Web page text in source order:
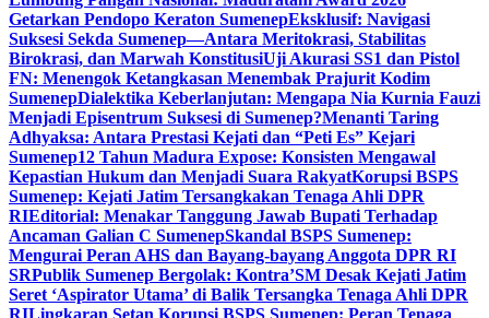
Getarkan Pendopo Keraton SumenepEksklusif: Navigasi
Suksesi Sekda Sumenep—Antara Meritokrasi, Stabilitas
Birokrasi, dan Marwah KonstitusiUji Akurasi SS1 dan Pistol
FN: Menengok Ketangkasan Menembak Prajurit Kodim
SumenepDialektika Keberlanjutan: Mengapa Nia Kurnia Fauzi
Menjadi Episentrum Suksesi di Sumenep?Menanti Taring
Adhyaksa: Antara Prestasi Kejati dan “Peti Es” Kejari
Sumenep12 Tahun Madura Expose: Konsisten Mengawal
Kepastian Hukum dan Menjadi Suara RakyatKorupsi BSPS
Sumenep: Kejati Jatim Tersangkakan Tenaga Ahli DPR
RIEditorial: Menakar Tanggung Jawab Bupati Terhadap
Ancaman Galian C SumenepSkandal BSPS Sumenep:
Mengurai Peran AHS dan Bayang-bayang Anggota DPR RI
SRPublik Sumenep Bergolak: Kontra’SM Desak Kejati Jatim
Seret ‘Aspirator Utama’ di Balik Tersangka Tenaga Ahli DPR